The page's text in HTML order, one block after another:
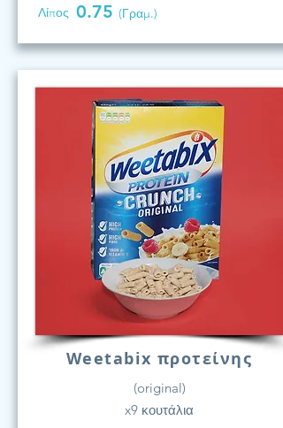
Λίπος 0.75 (Γραμ.)
Weetabix προτείνης
(original)
x9 κουτάλια